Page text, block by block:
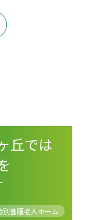
丘では
別養護老人ホーム